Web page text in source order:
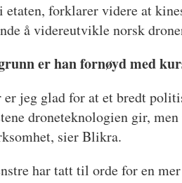
forklarer videre at
å videreutvikle norsk
er han fornøyd med
er jeg glad for at et bredt
droneteknologien gir,
sier Blikra.
har tatt til orde for en mer